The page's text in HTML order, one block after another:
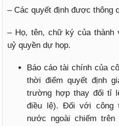
– Các quyết định được thông
– Họ, tên, chữ ký của thành
uỷ quyền dự họp.
Báo cáo tài chính của
thời điểm quyết định
trường hợp thay đổi tỉ
điều lệ). Đối với công
nước ngoài chiếm